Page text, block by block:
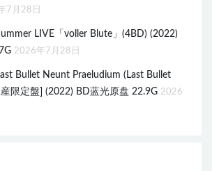
7月28日
LIVE「voller Blute」(4BD) (2022)
2026年7月28日
Bullet Neunt Praeludium (Last Bullet
限定盤] (2022) BD蓝光原盘 22.9G 2026